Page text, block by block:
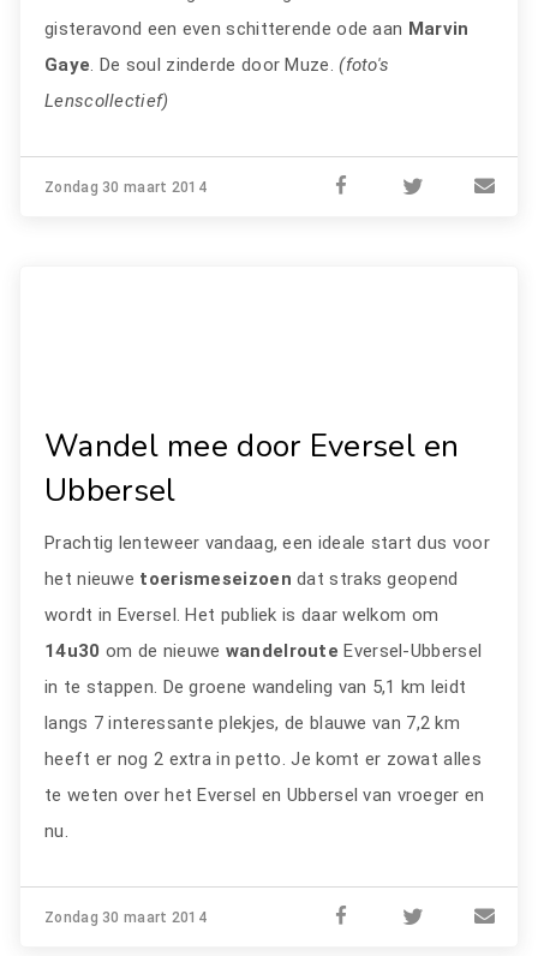
gisteravond een even schitterende ode aan Marvin
Gaye. De soul zinderde door Muze. (foto's
Lenscollectief)
Zondag 30 maart 2014
Wandel mee door Eversel en
Ubbersel
Prachtig lenteweer vandaag, een ideale start dus voor
het nieuwe toerismeseizoendat straks geopend
wordt in Eversel. Het publiek is daar welkom om
14u30 om de nieuwe wandelrouteEversel-Ubbersel
in te stappen. De groene wandeling van 5,1 km leidt
langs 7 interessante plekjes, de blauwe van 7,2 km
heeft er nog 2 extra in petto. Je komt er zowat alles
te weten over het Eversel en Ubbersel van vroeger en
nu.
Zondag 30 maart 2014